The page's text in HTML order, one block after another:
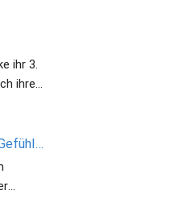
ihr 3.
ihren
Barbara Greshake: Gemischte Gefühle in Lieder gepackt